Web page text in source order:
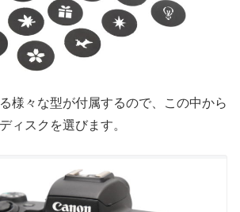
様々な型が付属するので、この中から
ィスクを選びます。